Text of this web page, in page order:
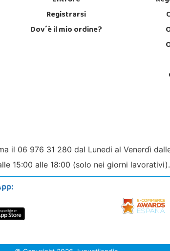
Registrarsi
Dov´è il mio ordine?
il 06 976 31 280 dal Lunedi al Venerdì
15:00 alle 18:00 (solo nei giorni lavorativi).